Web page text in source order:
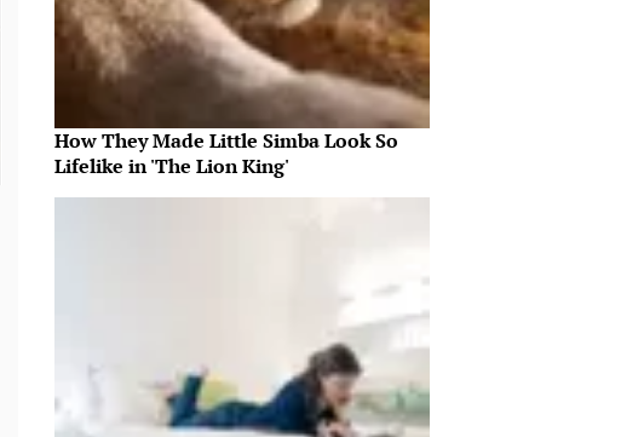
How They Made Little Simba Look So
Lifelike in 'The Lion King'